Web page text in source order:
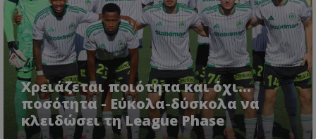
Χρειάζεται ποιότητα και όχι...
ποσότητα - Εύκολα-δύσκολα να
κλειδώσει τη League Phase